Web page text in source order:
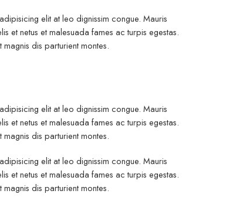
elit at leo dignissim congue. Mauris
et netus et malesuada fames ac turpis egestas.
dis parturient montes.
elit at leo dignissim congue. Mauris
et netus et malesuada fames ac turpis egestas.
dis parturient montes.
elit at leo dignissim congue. Mauris
et netus et malesuada fames ac turpis egestas.
dis parturient montes.